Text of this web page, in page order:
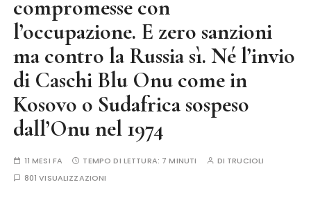
compromesse con
l’occupazione. E zero sanzioni
ma contro la Russia sì. Né l’invio
di Caschi Blu Onu come in
Kosovo o Sudafrica sospeso
dall’Onu nel 1974
11 MESI FA TEMPO DI LETTURA: 7 MINUTI DI TRUCIOLI
801 VISUALIZZAZIONI